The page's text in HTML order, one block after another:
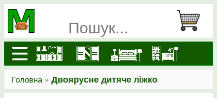
Головна » Двоярусне дитяче ліжко